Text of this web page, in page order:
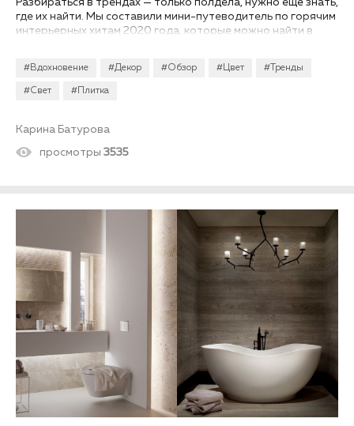
#Вдохновение #Декор #Обзор #Цвет #Тренды
#Свет #Плитка
где их найти. Мы составили мини-путеводитель по горячим
интерьерных хитам 2020 года, которые можно найти в
Карина Батурова
просмотры 3535